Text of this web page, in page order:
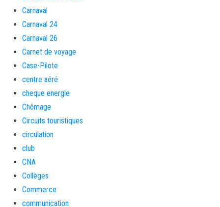
Carnaval
Carnaval 24
Carnaval 26
Carnet de voyage
Case-Pilote
centre aéré
cheque energie
Chômage
Circuits touristiques
circulation
club
CNA
Collèges
Commerce
communication